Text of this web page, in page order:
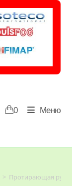
0 Меню
> Протирающая